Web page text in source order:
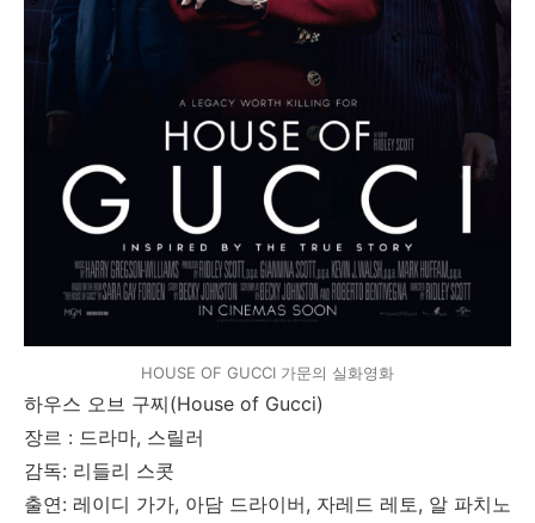
HOUSE OF GUCCI 가문의 실화영화
하우스 오브 구찌(House of Gucci)
장르 : 드라마, 스릴러
감독: 리들리 스콧
출연: 레이디 가가, 아담 드라이버, 자레드 레토, 알 파치노